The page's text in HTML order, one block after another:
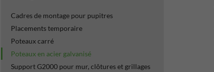
Cadres de montage pour pupitres
Placements temporaire
Poteaux carré
Poteaux en acier galvanisé
Support G2000 pour mur, clôtures et grillages